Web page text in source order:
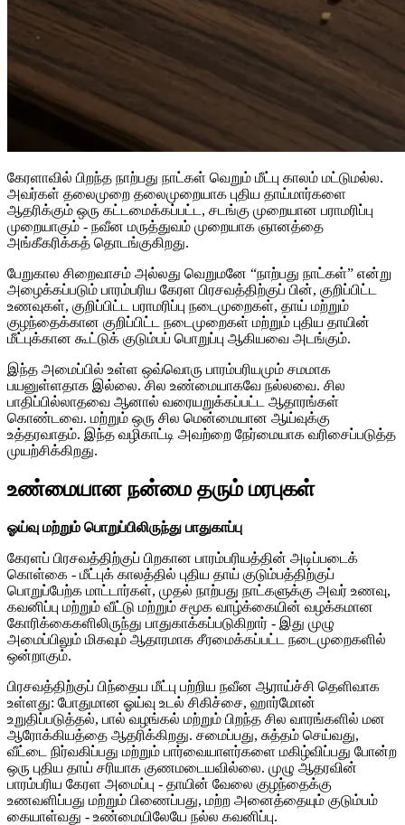
கேரளாவில் பிறந்த நாற்பது நாட்கள் வெறும் மீட்பு காலம் மட்டுமல்ல.
அவர்கள் தலைமுறை தலைமுறையாக புதிய தாய்மார்களை
ஆதரிக்கும் ஒரு கட்டமைக்கப்பட்ட, சடங்கு முறையான பராமரிப்பு
முறையாகும் - நவீன மருத்துவம் முறையாக ஞானத்தை
அங்கீகரிக்கத் தொடங்குகிறது.
பேறுகால சிறைவாசம் அல்லது வெறுமனே “நாற்பது நாட்கள்” என்று
அழைக்கப்படும் பாரம்பரிய கேரள பிரசவத்திற்குப் பின், குறிப்பிட்ட
உணவுகள், குறிப்பிட்ட பராமரிப்பு நடைமுறைகள், தாய் மற்றும்
குழந்தைக்கான குறிப்பிட்ட நடைமுறைகள் மற்றும் புதிய தாயின்
மீட்புக்கான கூட்டுக் குடும்பப் பொறுப்பு ஆகியவை அடங்கும்.
இந்த அமைப்பில் உள்ள ஒவ்வொரு பாரம்பரியமும் சமமாக
பயனுள்ளதாக இல்லை. சில உண்மையாகவே நல்லவை. சில
பாதிப்பில்லாதவை ஆனால் வரையறுக்கப்பட்ட ஆதாரங்கள்
கொண்டவை. மற்றும் ஒரு சில மென்மையான ஆய்வுக்கு
உத்தரவாதம். இந்த வழிகாட்டி அவற்றை நேர்மையாக வரிசைப்படுத்த
முயற்சிக்கிறது.
உண்மையான நன்மை தரும் மரபுகள்
ஓய்வு மற்றும் பொறுப்பிலிருந்து பாதுகாப்பு
கேரளப் பிரசவத்திற்குப் பிறகான பாரம்பரியத்தின் அடிப்படைக்
கொள்கை - மீட்புக் காலத்தில் புதிய தாய் குடும்பத்திற்குப்
பொறுப்பேற்க மாட்டார்கள், முதல் நாற்பது நாட்களுக்கு அவர் உணவு,
கவனிப்பு மற்றும் வீட்டு மற்றும் சமூக வாழ்க்கையின் வழக்கமான
கோரிக்கைகளிலிருந்து பாதுகாக்கப்படுகிறார் - இது முழு
அமைப்பிலும் மிகவும் ஆதாரமாக சீரமைக்கப்பட்ட நடைமுறைகளில்
ஒன்றாகும்.
பிரசவத்திற்குப் பிந்தைய மீட்பு பற்றிய நவீன ஆராய்ச்சி தெளிவாக
உள்ளது: போதுமான ஓய்வு உடல் சிகிச்சை, ஹார்மோன்
உறுதிப்படுத்தல், பால் வழங்கல் மற்றும் பிறந்த சில வாரங்களில் மன
ஆரோக்கியத்தை ஆதரிக்கிறது. சமைப்பது, சுத்தம் செய்வது,
வீட்டை நிர்வகிப்பது மற்றும் பார்வையாளர்களை மகிழ்விப்பது போன்ற
ஒரு புதிய தாய் சரியாக குணமடையவில்லை. முழு ஆதரவின்
பாரம்பரிய கேரள அமைப்பு - தாயின் வேலை குழந்தைக்கு
உணவளிப்பது மற்றும் பிணைப்பது, மற்ற அனைத்தையும் குடும்பம்
கையாள்வது - உண்மையிலேயே நல்ல கவனிப்பு.